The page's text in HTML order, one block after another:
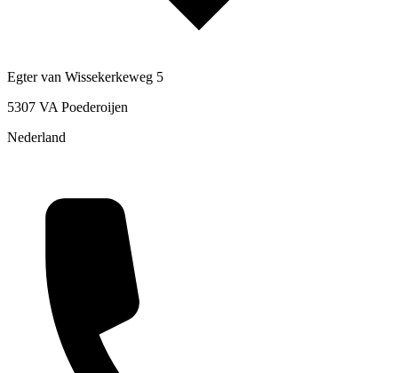
Egter van Wissekerkeweg 5
5307 VA Poederoijen
Nederland